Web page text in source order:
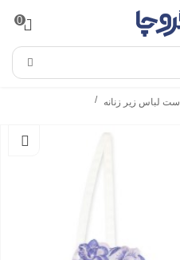
0
ست لباس زیر زنانه /